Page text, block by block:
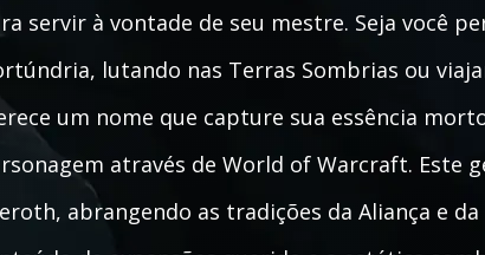
servir à vontade de seu mestre. Seja você
lutando nas Terras Sombrias ou
um nome que capture sua essência
através de World of Warcraft. Este
abrangendo as tradições da Aliança e